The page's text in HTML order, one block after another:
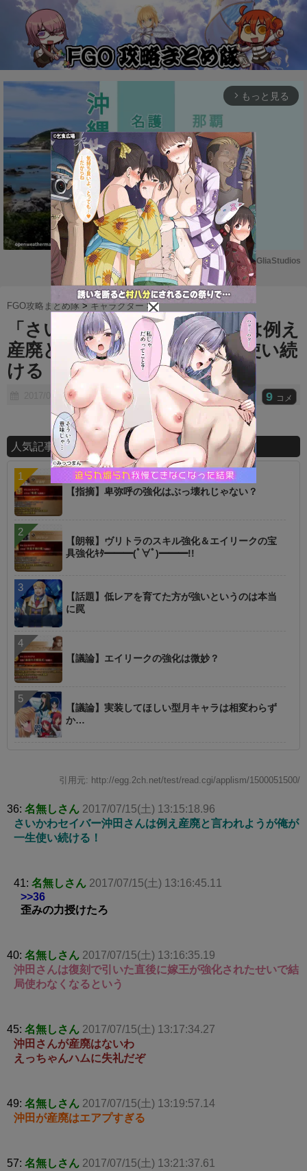
arrow_forward_ios もっと見る
M
u
t
e
Powered by GliaStudios
FGO攻略まとめ隊 >キャラクター >
「さいかわセイバー沖田さんは例え
産廃と言われようが俺が一生使い続
ける！」 ← 沖田が産廃…？
2017/07/15 9 コメ
人気記事ランキング
【指摘】卑弥呼の強化はぶっ壊れじゃない？
【朗報】ヴリトラのスキル強化＆エイリークの宝
具強化ｷﾀ━━━(ﾟ∀ﾟ)━━━!!
【話題】低レアを育てた方が強いというのは本当
に罠
【議論】エイリークの強化は微妙？
【議論】実装してほしい型月キャラは相変わらず
か…
引用元: http://egg.2ch.net/test/read.cgi/applism/1500051500/
36: 名無しさん 2017/07/15(土) 13:15:18.96
さいかわセイバー沖田さんは例え産廃と言われようが俺が
一生使い続ける！
41: 名無しさん 2017/07/15(土) 13:16:45.11
>>36
歪みの力授けたろ
40: 名無しさん 2017/07/15(土) 13:16:35.19
沖田さんは復刻で引いた直後に嫁王が強化されたせいで結
局使わなくなるという
45: 名無しさん 2017/07/15(土) 13:17:34.27
沖田さんが産廃はないわ
えっちゃんハムに失礼だぞ
49: 名無しさん 2017/07/15(土) 13:19:57.14
沖田が産廃はエアプすぎる
57: 名無しさん 2017/07/15(土) 13:21:37.61